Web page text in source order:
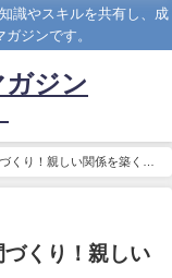
識やスキルを共有し、成
ジンです。
ガジン
くり！親しい関係を築くポ
くり！親しい